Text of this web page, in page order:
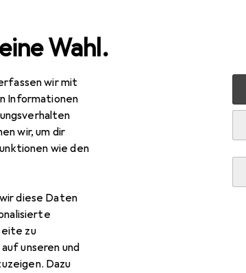
Wahl.
wir mit
Informationen
wir, um dir
wie den
diese Daten
zu
unseren und
Dazu
+ Schreibwaren
Heiner Müller, 2019